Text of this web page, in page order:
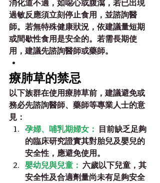
消化道不適，如噁心或腹瀉，若已出現
過敏反應須立刻停止食用，並諮詢醫
師。若無特殊健康狀況，依建議量短期
或間歇性食用是安全的。若需長期使
用，建議先諮詢醫師或藥師。
療肺草的禁忌
以下族群在使用療肺草前，建議避免或
務必先諮詢醫師、藥師等專業人士的意
見：
孕婦、哺乳期婦女： 目前缺乏足夠
的臨床研究證實其對胎兒及嬰兒的
安全性，應避免使用。
嬰幼兒與兒童： 六歲以下兒童，其
安全性及合適劑量尚未有足夠安全